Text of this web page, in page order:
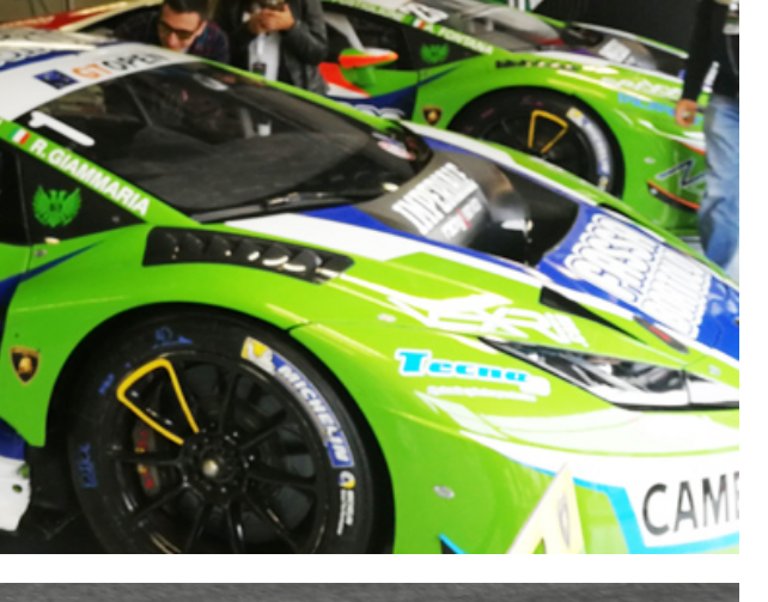
Sistema POSA PAVIMENTI E RIVESTIMENTI FASSAFLOOR – FONDI DI POSA
FASSAFLOOR LA 8.30
Lisciatura autolivellante a base di anidrite e quarzo, ad alta conducibilità
termica per la realizzazione di massetti radianti a basso spessore in
ambienti interni.